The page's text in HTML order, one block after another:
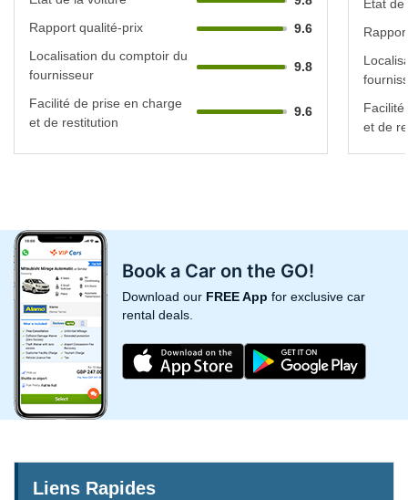
Rapport qualité-prix
9.6
Localisation du comptoir du
fournisseur
9.8
Facilité de prise en charge
et de restitution
9.6
État
et de
Book a Car on the GO!
Download our FREE App for exclusive car
rental deals.
Liens Rapides